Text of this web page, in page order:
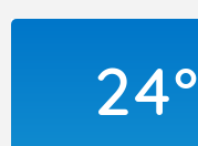
24°